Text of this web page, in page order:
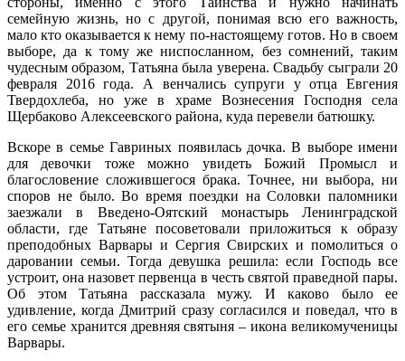
семейную жизнь, но с другой, понимая всю его важность,
мало кто оказывается к нему по-настоящему готов. Но в своем
выборе, да к тому же ниспосланном, без сомнений, таким
чудесным образом, Татьяна была уверена. Свадьбу сыграли 20
февраля 2016 года. А венчались супруги у отца Евгения
Твердохлеба, но уже в храме Вознесения Господня села
Щербаково Алексеевского района, куда перевели батюшку.
Вскоре в семье Гавриных появилась дочка. В выборе имени
для девочки тоже можно увидеть Божий Промысл и
благословение сложившегося брака. Точнее, ни выбора, ни
споров не было. Во время поездки на Соловки паломники
заезжали в Введено-Оятский монастырь Ленинградской
области, где Татьяне посоветовали приложиться к образу
преподобных Варвары и Сергия Свирских и помолиться о
даровании семьи. Тогда девушка решила: если Господь все
устроит, она назовет первенца в честь святой праведной пары.
Об этом Татьяна рассказала мужу. И каково было ее
удивление, когда Дмитрий сразу согласился и поведал, что в
его семье хранится древняя святыня – икона великомученицы
Варвары.